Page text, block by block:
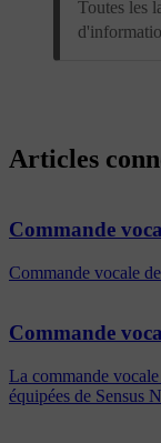
Toutes les
Articles
Commande
Commande vocale
Commande
La commande
équipées de Sensus